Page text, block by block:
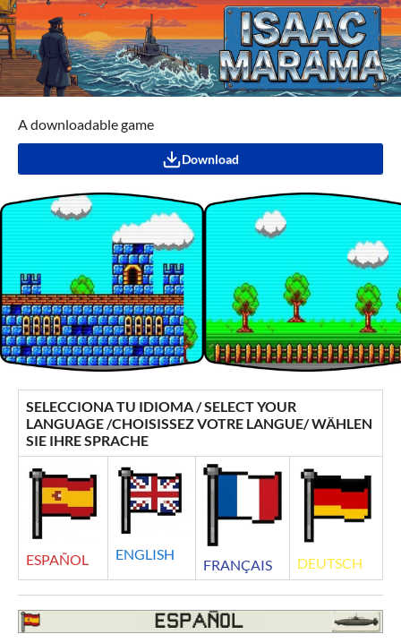
A downloadable game
Download
SELECCIONA TU IDIOMA / SELECT YOUR
LANGUAGE /CHOISISSEZ VOTRE LANGUE/ WÄHLEN
SIE IHRE SPRACHE
ESPAÑOL ENGLISH
FRANÇAIS DEUTSCH